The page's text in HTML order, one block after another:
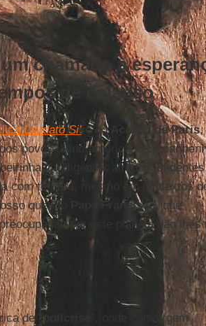
chamado à
de colapso
Laudato Si’e doAcordo de Paris,
povos latino-americanos e
indígenas,
com ternura, mesmo em contextos
querido
Papa Francisco, que
por este planeta não lhes
de “policrise
”, onde convergem